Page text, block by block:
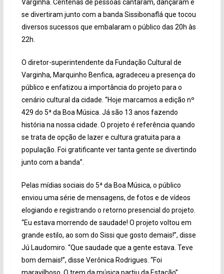
Varginha. Centenas de pessoas cantaram, dançaram e
se divertiram junto com a banda Sissibonaflá que tocou
diversos sucessos que embalaram o público das 20h às
22h.
O diretor-superintendente da Fundação Cultural de
Varginha, Marquinho Benfica, agradeceu a presença do
público e enfatizou a importância do projeto para o
cenário cultural da cidade. “Hoje marcamos a edição nº
429 do 5ª da Boa Música. Já são 13 anos fazendo
história na nossa cidade. O projeto é referência quando
se trata de opção de lazer e cultura gratuita para a
população. Foi gratificante ver tanta gente se divertindo
junto com a banda”.
Pelas mídias sociais do 5ª da Boa Música, o público
enviou uma série de mensagens, de fotos e de vídeos
elogiando e registrando o retorno presencial do projeto.
“Eu estava morrendo de saudade! O projeto voltou em
grande estilo, ao som do Sissi que gosto demais!”, disse
Jú Laudomiro. “Que saudade que a gente estava. Teve
bom demais!”, disse Verônica Rodrigues. “Foi
maravilhoso. O trem da música partiu da Estação”,